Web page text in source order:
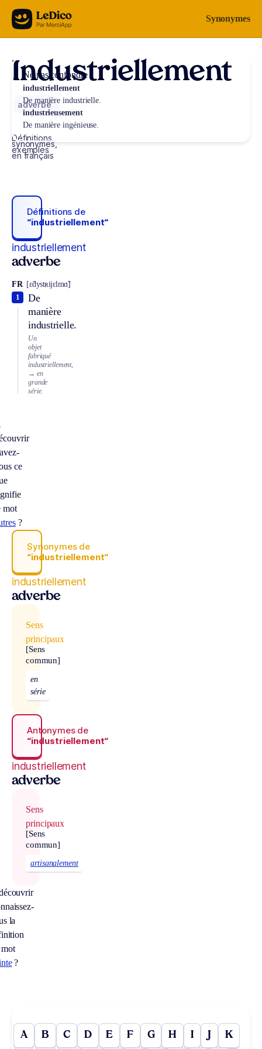
Aller au contenu Synonymes
Industriellement
adverbe
Définitions,
synonymes,
exemples
en français
Définitions de
“industriellement“
industriellement
adverbe
FR [ɛ̃dystʀijɛlmɑ̃]
De
manière
industrielle.
1
Un
objet
fabriqué
industriellement,
→ en
grande
série.
ce
mot
?
Synonymes de
“industriellement“
industriellement
adverbe
Sens
principaux
[Sens
commun]
en
série
Antonymes de
“industriellement“
industriellement
adverbe
Sens
principaux
[Sens
commun]
artisanalement
la
?
Ne pas confondre
industriellement
De manière industrielle.
industrieusement
De manière ingénieuse.
A B C D E F G H I J K